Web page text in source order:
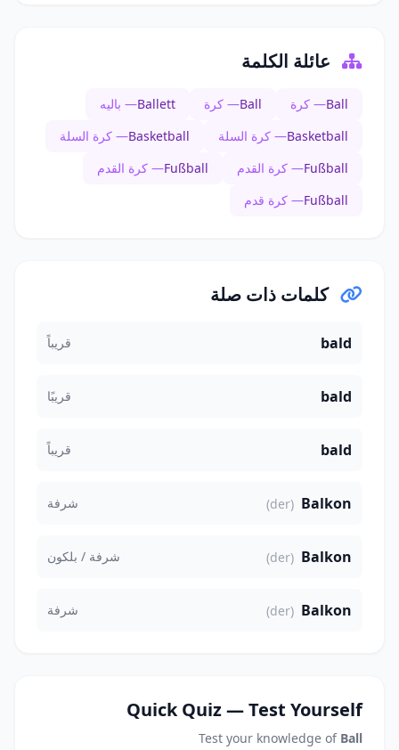
عائلة الكلمة
Ball— كرة Ball— كرة Ballett— باليه
Basketball— كرة السلة Basketball— كرة السلة
Fußball— كرة القدم Fußball— كرة القدم
Fußball— كرة قدم
كلمات ذات صلة
bald قريباً
bald قريبًا
bald قريباً
Balkon
(der) شرفة
Balkon
(der) شرفة / بلكون
Balkon
(der) شرفة
Quick Quiz — Test Yourself
Test your knowledge of Ball